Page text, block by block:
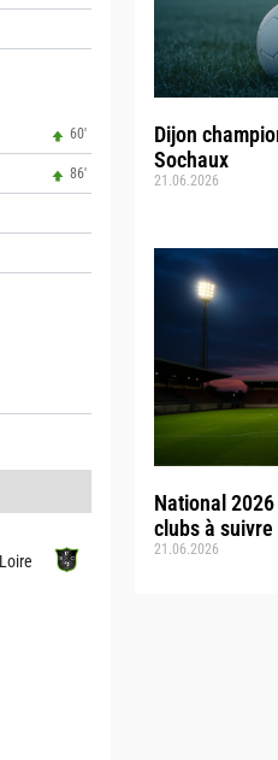
Dijon
Sochaux
21.06.2026
National
clubs à suivre
21.06.2026
60'
86'